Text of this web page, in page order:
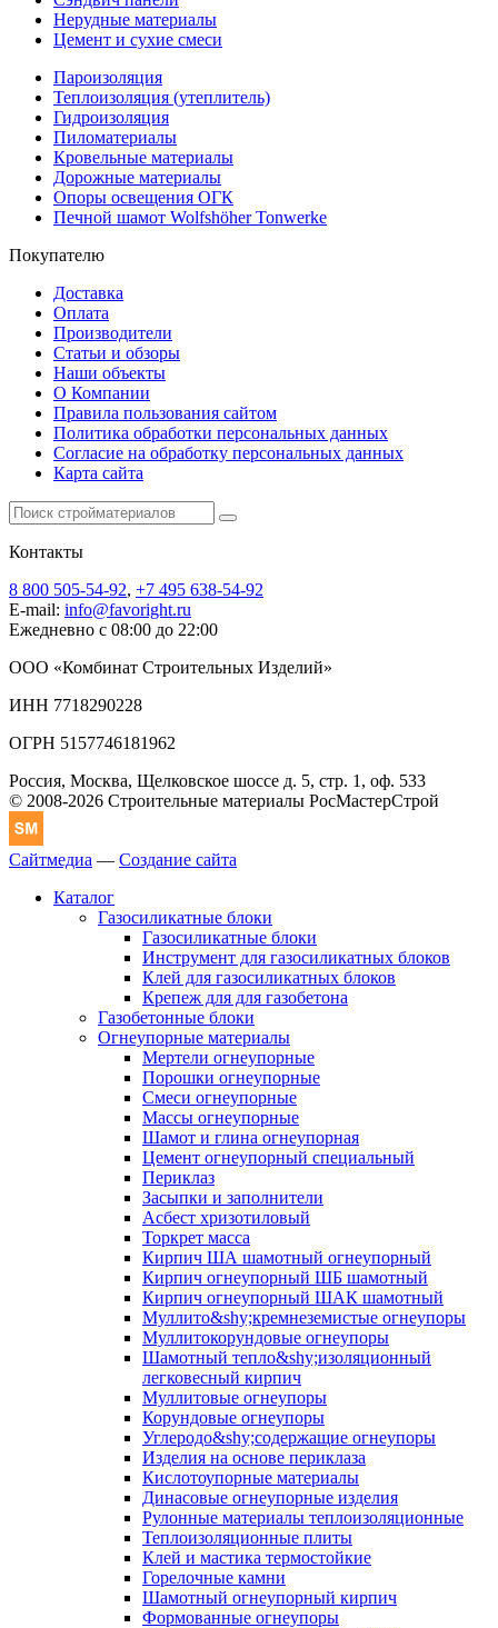
Нерудные материалы
Цемент и сухие смеси
Пароизоляция
Теплоизоляция (утеплитель)
Гидроизоляция
Пиломатериалы
Кровельные материалы
Дорожные материалы
Опоры освещения ОГК
Печной шамот Wolfshöher Tonwerke
Покупателю
Доставка
Оплата
Производители
Статьи и обзоры
Наши объекты
О Компании
Правила пользования сайтом
Политика обработки персональных данных
Согласие на обработку персональных данных
Карта сайта
Контакты
8 800 505-54-92, +7 495 638-54-92
E-mail: info@favoright.ru
Ежедневно с 08:00 до 22:00
ООО «Комбинат Строительных Изделий»
ИНН 7718290228
ОГРН 5157746181962
Россия, Москва, Щелковское шоссе д. 5, стр. 1, оф. 533
© 2008-2026 Строительные материалы РосМастерСтрой
Сайтмедиа — Создание сайта
Каталог
Газосиликатные блоки
Газосиликатные блоки
Инструмент для газосиликатных блоков
Клей для газосиликатных блоков
Крепеж для для газобетона
Газобетонные блоки
Огнеупорные материалы
Мертели огнеупорные
Порошки огнеупорные
Смеси огнеупорные
Массы огнеупорные
Шамот и глина огнеупорная
Цемент огнеупорный специальный
Периклаз
Засыпки и заполнители
Асбест хризотиловый
Торкрет масса
Кирпич ША шамотный огнеупорный
Кирпич огнеупорный ШБ шамотный
Кирпич огнеупорный ШАК шамотный
Муллито&shy;­кремнеземистые огнеупоры
Муллито­корундовые огнеупоры
Шамотный тепло&shy;изоляционный
легковесный кирпич
Муллитовые огнеупоры
Корундовые огнеупоры
Углеродо&shy;содержащие огнеупоры
Изделия на основе периклаза
Кислотоупорные материалы
Динасовые огнеупорные изделия
Рулонные материалы теплоизоляционные
Тепло­изоляционные плиты
Клей и мастика термостойкие
Горелочные камни
Шамотный огнеупорный кирпич
Формованные огнеупоры